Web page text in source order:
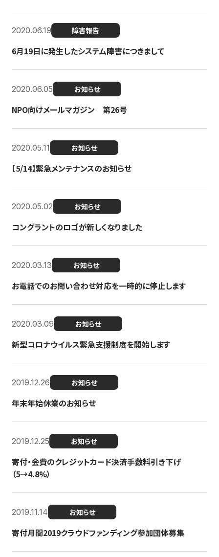
2020.06.19 障害報告
6月19日に発生したシステム障害につきまして
2020.06.05 お知らせ
NPO向けメールマガジン 第26号
2020.05.11 お知らせ
【5/14】緊急メンテナンスのお知らせ
2020.05.02 お知らせ
コングラントのロゴが新しくなりました
2020.03.13 お知らせ
お電話でのお問い合わせ対応を一時的に停止します
2020.03.09 お知らせ
新型コロナウイルス緊急支援制度を開始します
2019.12.26 お知らせ
年末年始休業のお知らせ
2019.12.25 お知らせ
寄付・会費のクレジットカード決済手数料引き下げ
（5→4.8%）
2019.11.14 お知らせ
寄付月間2019クラウドファンディング参加団体募集